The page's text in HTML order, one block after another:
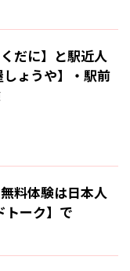
だに】と駅近人
ょうや】・駅前
料体験は日本人
トーク】で